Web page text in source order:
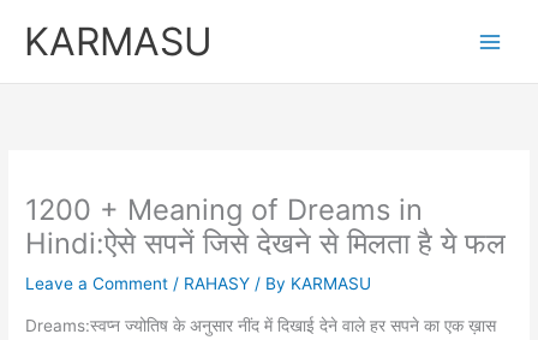
KARMASU
1200 + Meaning of Dreams in
Hindi:ऐसे सपनें जिसे देखने से मिलता है ये फल
Leave a Comment / RAHASY / By KARMASU
Dreams:स्वप्न ज्योतिष के अनुसार नींद में दिखाई देने वाले हर सपने का एक ख़ास
price